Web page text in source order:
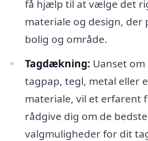
få hjælp til at vælge det
materiale og design, der
bolig og område.
Tagdækning: Uanset
tagpap, tegl, metal eller
materiale, vil et erfarent
rådgive dig om de bedste
valgmuligheder for dit